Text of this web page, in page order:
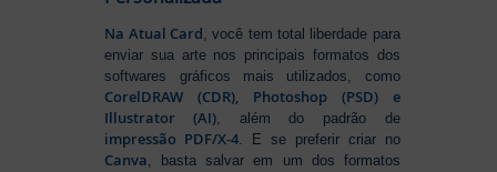
Na Atual Card, você tem total liberdade para
enviar sua arte nos principais formatos dos
softwares gráficos mais utilizados, como
CorelDRAW (CDR), Photoshop (PSD) e
Illustrator (AI), além do padrão de
impressão PDF/X-4. E se preferir criar no
Canva, basta salvar em um dos formatos